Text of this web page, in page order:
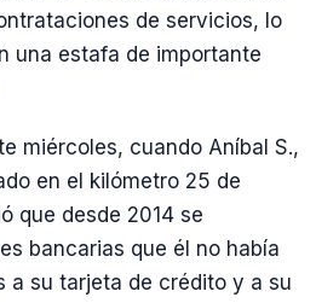
de servicios, lo
una estafa de importante
miércoles, cuando Aníbal S.,
en el kilómetro 25 de
que desde 2014 se
bancarias que él no había
a su tarjeta de crédito y a su